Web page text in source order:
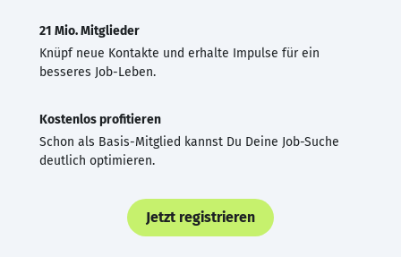
21 Mio. Mitglieder
Knüpf neue Kontakte und erhalte Impulse für ein
besseres Job-Leben.
Kostenlos profitieren
Schon als Basis-Mitglied kannst Du Deine Job-Suche
deutlich optimieren.
Jetzt registrieren